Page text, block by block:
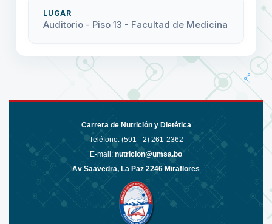
LUGAR
Auditorio - Piso 13 - Facultad de Medicina
Carrera de Nutrición y Dietética
Teléfono: (591 - 2) 261-2362
E-mail: nutricion@umsa.bo
Av Saavedra, La Paz 2246 Miraflores